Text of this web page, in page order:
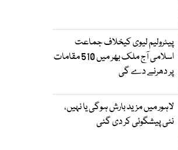
پیٹرولیم لیوی کیخلاف جماعت
اسلامی آج ملک بھر میں 510 مقامات
پر دھرنے دے گی
لاہور میں مزید بارش ہوگی یا نہیں،
نئی پیشگوئی کر دی گئی